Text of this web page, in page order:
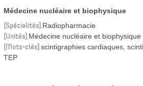
Médecine nucléaire et biophysique
Spécialités Radiopharmacie
Unités Médecine nucléaire et biophysique
Mots-clés scintigraphies cardiaques,
TEP